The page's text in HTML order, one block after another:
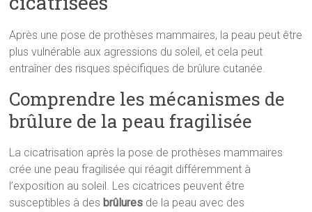
Après une pose de prothèses mammaires, la peau peut être
plus vulnérable aux agressions du soleil, et cela peut
entraîner des risques spécifiques de brûlure cutanée.
Comprendre les mécanismes de
brûlure de la peau fragilisée
La cicatrisation après la pose de prothèses mammaires
crée une peau fragilisée qui réagit différemment à
l’exposition au soleil. Les cicatrices peuvent être
susceptibles à des brûlures de la peau avec des